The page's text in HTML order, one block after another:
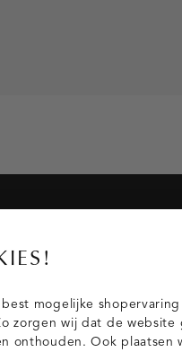
Blazers & gilets
Blouses
mogelijke
zorgen wij dat de
onthouden. Ook plaatsen